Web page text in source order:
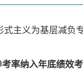
主义为基层减负
率纳入年底绩效